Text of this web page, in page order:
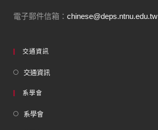
電子郵件信箱：chinese@deps.ntnu.edu.tw
交通資訊
交通資訊
系學會
系學會